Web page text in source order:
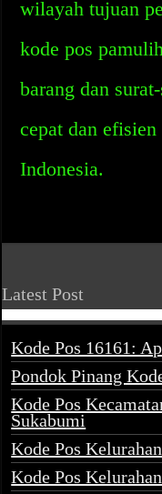
wilayah tujuan
kode pos
barang dan
cepat dan
Indonesia.
Latest Post
Kode Pos 16161:
Pondok Pinang
Kode Pos
Sukabumi
Kode Pos
Kode Pos